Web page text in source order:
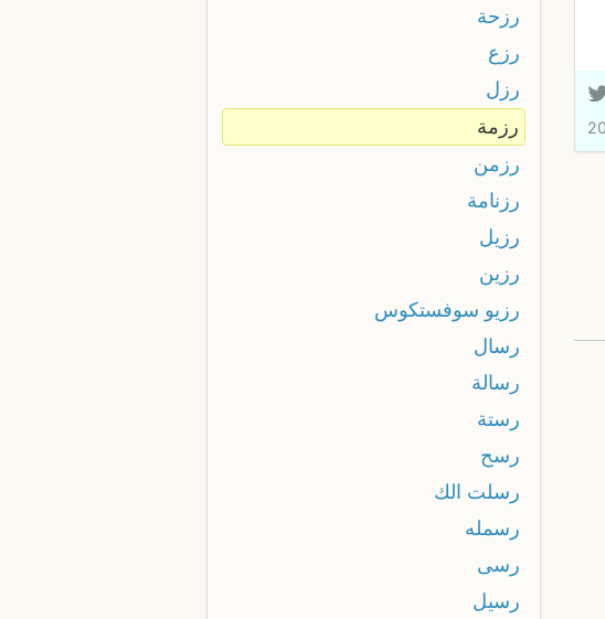
رزحة
رزع
رزل
رزمة
رزمن
رزنامة
رزيل
رزين
رزيو سوفستكوس
رسال
رسالة
رستة
رسح
رسلت الك
رسمله
رسى
رسيل